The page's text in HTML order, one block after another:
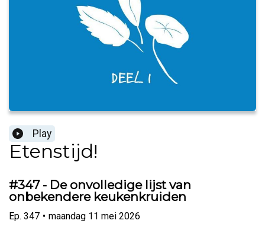
Play
Etenstijd!
#347 - De onvolledige lijst van
onbekendere keukenkruiden
Ep. 347 • maandag 11 mei 2026